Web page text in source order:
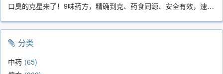
口臭的克星来了！9味药方，精确到克、药食同源、安全有效，速看！
分类
中药 65